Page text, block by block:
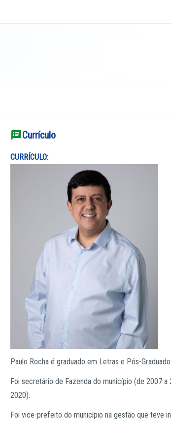
Currículo
CURRÍCULO:
Paulo Rocha é graduado em Letras e Pós-
Foi secretário de Fazenda do município (de 2007
2020).
Foi vice-prefeito do município na gestão que teve